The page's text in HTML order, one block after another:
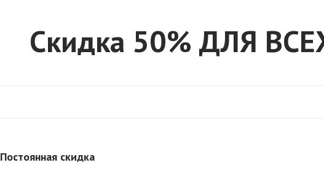
Скидка 50% ДЛЯ
Постоянная скидка